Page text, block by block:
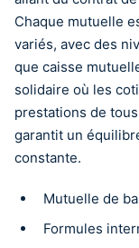
Chaque mutuelle
variés, avec des
que caisse
solidaire où les
prestations de
garantit un
constante.
Mutuelle de
Formules